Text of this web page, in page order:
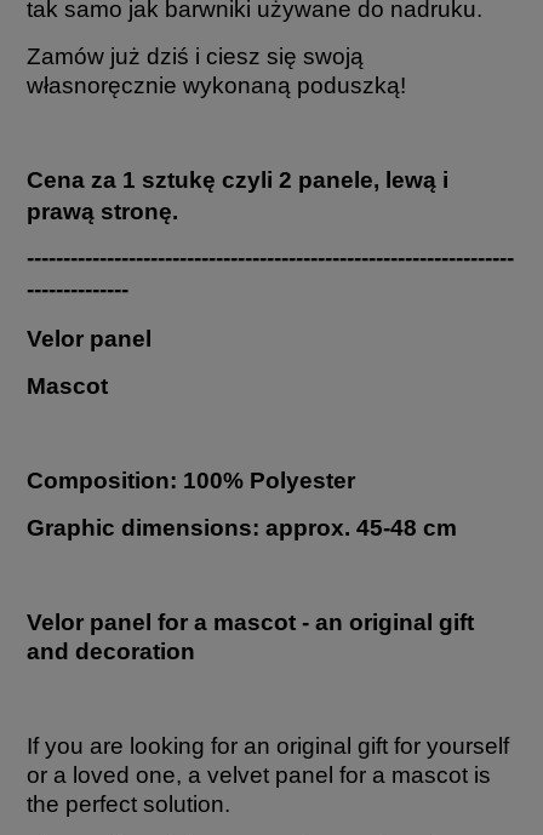
tak samo jak barwniki używane do nadruku.
Zamów już dziś i ciesz się swoją
własnoręcznie wykonaną poduszką!
Cena za 1 sztukę czyli 2 panele, lewą i
prawą stronę.
-------------------------------------------------------------------
--------------
Velor panel
Mascot
Composition: 100% Polyester
Graphic dimensions: approx. 45-48 cm
Velor panel for a mascot - an original gift
and decoration
If you are looking for an original gift for yourself
or a loved one, a velvet panel for a mascot is
the perfect solution.